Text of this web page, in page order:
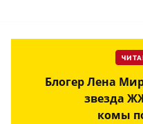
Блогер Лена
звезда
комы